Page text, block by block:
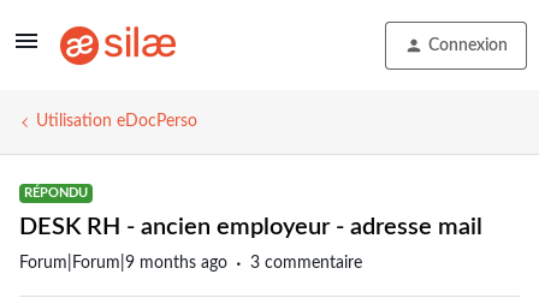
Connexion
Utilisation eDocPerso
RÉPONDU
DESK RH - ancien employeur - adresse mail
Forum|Forum|9 months ago 3 commentaire